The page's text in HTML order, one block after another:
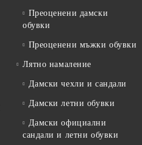
Преоценени дамски
обувки
Преоценени мъжки обувки
Лятно намаление
Дамски чехли и сандали
Дамски летни обувки
Дамски официални
сандали и летни обувки